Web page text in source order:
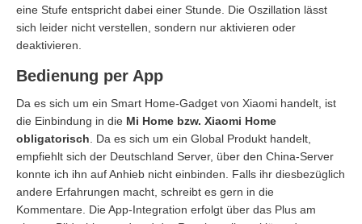
eine Stufe entspricht dabei einer Stunde. Die Oszillation lässt
sich leider nicht verstellen, sondern nur aktivieren oder
deaktivieren.
Bedienung per App
Da es sich um ein Smart Home-Gadget von Xiaomi handelt, ist
die Einbindung in die Mi Home bzw. Xiaomi Home
obligatorisch . Da es sich um ein Global Produkt handelt,
empfiehlt sich der Deutschland Server, über den China-Server
konnte ich ihn auf Anhieb nicht einbinden. Falls ihr diesbezüglich
andere Erfahrungen macht, schreibt es gern in die
Kommentare. Die App-Integration erfolgt über das Plus am